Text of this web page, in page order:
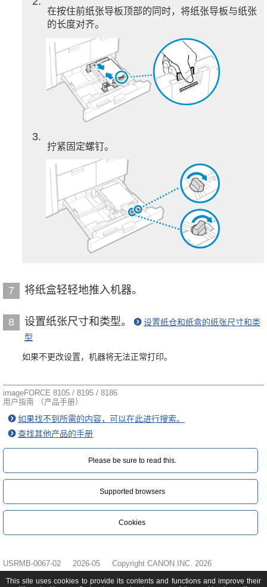
在按住前纸张导板顶部的同时，将纸张导板与纸张
的长度对齐。
3
拧紧固定螺钉。
7 将纸盒轻轻地推入机器。
8 设置纸张尺寸和类型。
设置纸仓和纸盒的纸张尺寸和类
型
如果不更改设置，机器将无法正常打印。
imageFORCE 8105 / 8195 / 8186
用户指南 （产品手册）
如果找不到所需的内容，可以在此进行搜索。
查找其他产品的手册
Please be sure to read this.‎
Supported browsers
Cookies
USRMB-0067-02 2026-05 Copyright CANON INC. 2026
This site uses cookies to provide its contents and functions and improve their